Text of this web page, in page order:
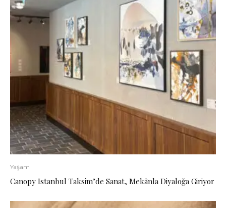
Yaşam
Canopy Istanbul Taksim’de Sanat, Mekânla Diyaloğa Giriyor